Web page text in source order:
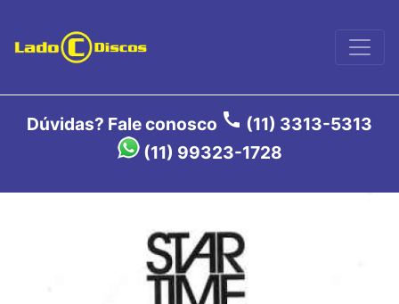
Dúvidas? Fale conosco call (11) 3313-5313
(11) 99323-1728